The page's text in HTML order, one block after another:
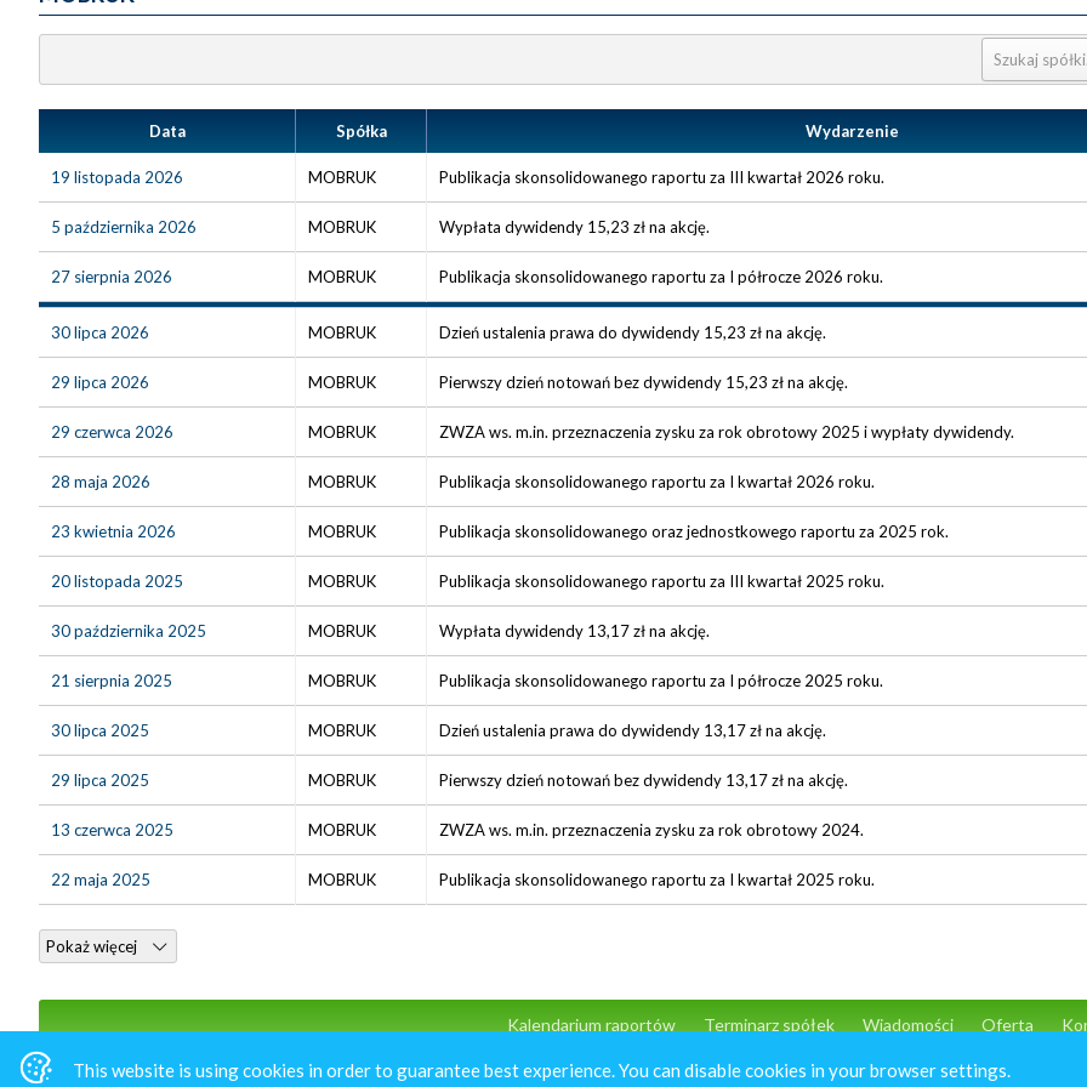
Data Spółka Wydarzenie
19 listopada 2026 MOBRUK Publikacja skonsolidowanego raportu za III kwartał 2026 roku.
5 października 2026 MOBRUK Wypłata dywidendy 15,23 zł na akcję.
27 sierpnia 2026 MOBRUK Publikacja skonsolidowanego raportu za I półrocze 2026 roku.
30 lipca 2026 MOBRUK Dzień ustalenia prawa do dywidendy 15,23 zł na akcję.
29 lipca 2026 MOBRUK Pierwszy dzień notowań bez dywidendy 15,23 zł na akcję.
29 czerwca 2026 MOBRUK ZWZA ws. m.in. przeznaczenia zysku za rok obrotowy 2025 i wypłaty dywidendy.
28 maja 2026 MOBRUK Publikacja skonsolidowanego raportu za I kwartał 2026 roku.
23 kwietnia 2026 MOBRUK Publikacja skonsolidowanego oraz jednostkowego raportu za 2025 rok.
20 listopada 2025 MOBRUK Publikacja skonsolidowanego raportu za III kwartał 2025 roku.
30 października 2025 MOBRUK Wypłata dywidendy 13,17 zł na akcję.
21 sierpnia 2025 MOBRUK Publikacja skonsolidowanego raportu za I półrocze 2025 roku.
30 lipca 2025 MOBRUK Dzień ustalenia prawa do dywidendy 13,17 zł na akcję.
29 lipca 2025 MOBRUK Pierwszy dzień notowań bez dywidendy 13,17 zł na akcję.
13 czerwca 2025 MOBRUK ZWZA ws. m.in. przeznaczenia zysku za rok obrotowy 2024.
22 maja 2025 MOBRUK Publikacja skonsolidowanego raportu za I kwartał 2025 roku.
Pokaż więcej
Kalendarium raportów Terminarz spółek Wiadomości Oferta
This website is using cookies in order to guarantee best experience. You can disable cookies in your browser settings.